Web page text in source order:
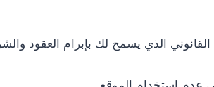
الذي يسمح لك بإبرام العقود